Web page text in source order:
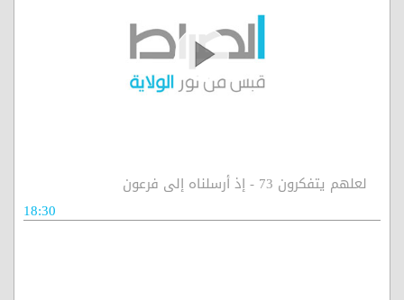
لعلهم يتفكرون 73 - إذ أرسلناه إلى فرعون
18:30